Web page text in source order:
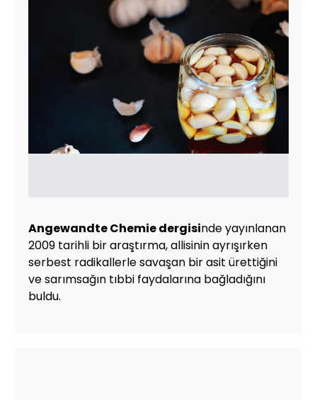
Angewandte Chemie dergisinde yayınlanan
2009 tarihli bir araştırma, allisinin ayrışırken
serbest radikallerle savaşan bir asit ürettiğini
ve sarımsağın tıbbi faydalarına bağladığını
buldu.